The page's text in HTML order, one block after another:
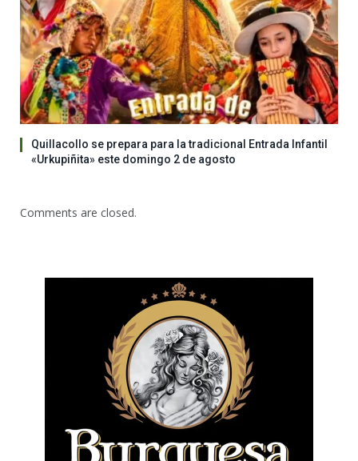
Quillacollo se prepara para la tradicional Entrada Infantil
«Urkupiñita» este domingo 2 de agosto
Comments are closed.